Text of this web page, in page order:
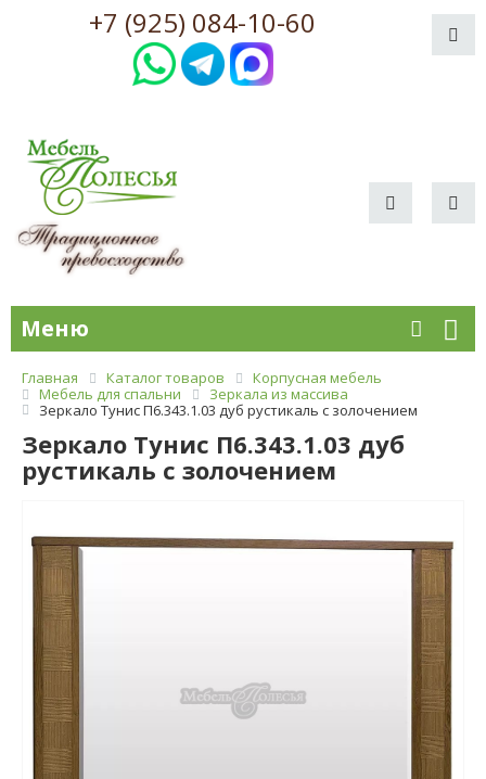
+7 (925) 084-10-60
Меню
Главная Каталог товаров
Корпусная мебель
Мебель для спальни
Зеркала из массива
Зеркало Тунис П6.343.1.03 дуб рустикаль с золочением
Зеркало Тунис П6.343.1.03 дуб
рустикаль с золочением